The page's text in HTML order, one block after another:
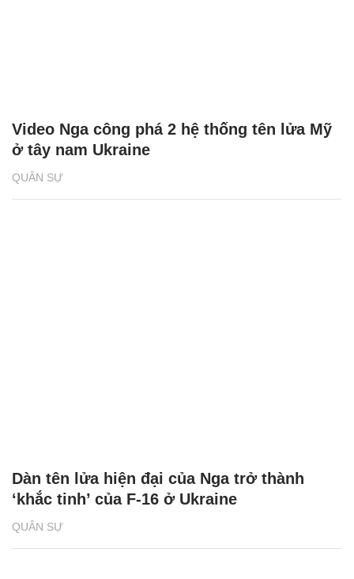
QUÂN SỰ
Video Nga công phá 2 hệ thống tên lửa Mỹ
ở tây nam Ukraine
QUÂN SỰ
Dàn tên lửa hiện đại của Nga trở thành
‘khắc tinh’ của F-16 ở Ukraine